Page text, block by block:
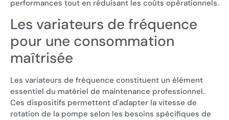
performances tout en réduisant les coûts opérationnels.
Les variateurs de fréquence
pour une consommation
maîtrisée
Les variateurs de fréquence constituent un élément
essentiel du matériel de maintenance professionnel.
Ces dispositifs permettent d'adapter la vitesse de
rotation de la pompe selon les besoins spécifiques de